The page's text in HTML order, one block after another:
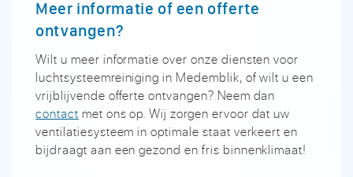
Meer informatie of een offerte
ontvangen?
Wilt u meer informatie over onze diensten voor
luchtsysteemreiniging in Medemblik, of wilt u een
vrijblijvende offerte ontvangen? Neem dan
contact met ons op. Wij zorgen ervoor dat uw
ventilatiesysteem in optimale staat verkeert en
bijdraagt aan een gezond en fris binnenklimaat!